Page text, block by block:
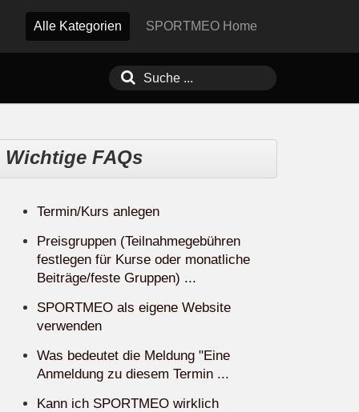
Alle Kategorien SPORTMEO Home
Wichtige FAQs
Termin/Kurs anlegen
Preisgruppen (Teilnahmegebühren
festlegen für Kurse oder monatliche
Beiträge/feste Gruppen) ...
SPORTMEO als eigene Website
verwenden
Was bedeutet die Meldung "Eine
Anmeldung zu diesem Termin ...
Kann ich SPORTMEO wirklich